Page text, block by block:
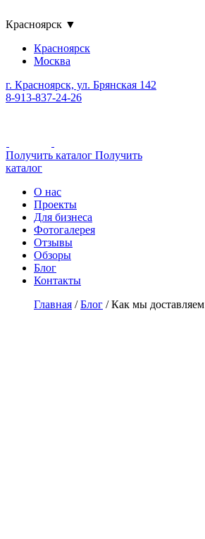
Красноярск ▼
Красноярск
Москва
г. Красноярск, ул. Брянская 142
8-913-837-24-26
Получить каталог Получить
каталог
О нас
Проекты
Для бизнеса
Фотогалерея
Отзывы
Обзоры
Блог
Контакты
Главная / Блог / Как мы